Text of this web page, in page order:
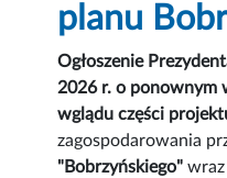
planu
Ogłoszenie
2026 r. o ponownym
wglądu części
zagospodarowania
"Bobrzyńskiego" wraz